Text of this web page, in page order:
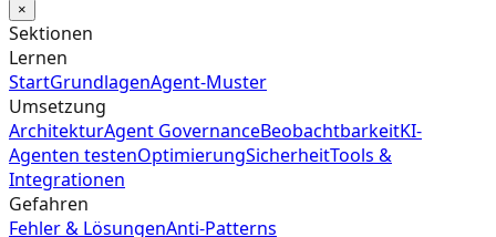
×
Sektionen
Lernen
StartGrundlagenAgent‑Muster
Umsetzung
ArchitekturAgent GovernanceBeobachtbarkeitKI-
Agenten testenOptimierungSicherheitTools &
Integrationen
Gefahren
Fehler & LösungenAnti-Patterns